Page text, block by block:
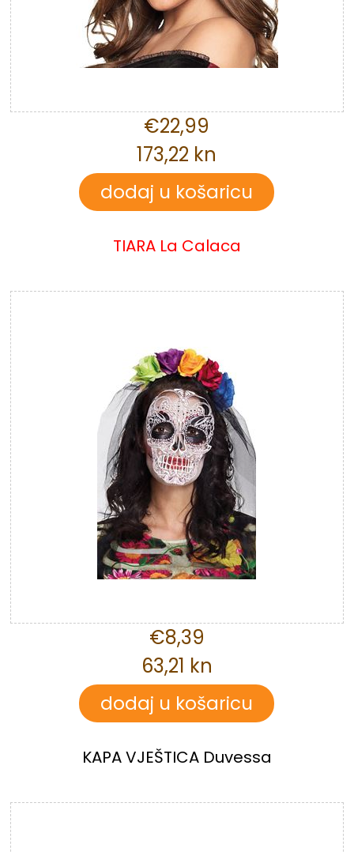
€22,99
173,22 kn
TIARA La Calaca
€8,39
63,21 kn
KAPA VJEŠTICA Duvessa